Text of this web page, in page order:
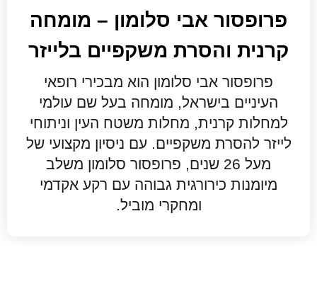
פרופסור אבי סלומון – מומחה
קרנית והסרת משקפיים בלייזר
פרופסור אבי סלומון הוא מבכירי רופאי
העיניים בישראל, מומחה בעל שם עולמי
למחלות קרנית, מחלות משטח העין וניתוחי
לייזר להסרת משקפיים. עם ניסיון מקצועי של
מעל 26 שנים, פרופסור סלומון משלב
מיומנות כירורגית גבוהה עם רקע אקדמי
ומחקרי מוביל.